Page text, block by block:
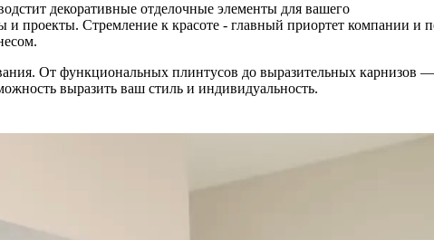
декоративные отделочные элементы для вашего
и проекты. Стремление к красоте - главный приортет компании и
От функциональных плинтусов до выразительных карнизов —
выразить ваш стиль и индивидуальность.